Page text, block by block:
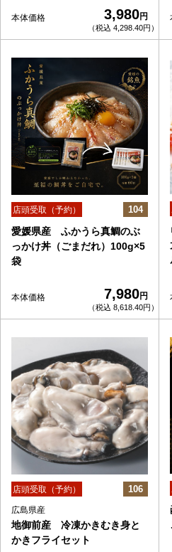
本体価格 3,980円
（税込 4,298.40円）
店頭受取（予約） 104
愛媛県産 ふかうら真鯛のぶ
っかけ丼（ごまだれ）100g×5
袋
本体価格 7,980円
（税込 8,618.40円）
店頭受取（予約） 106
広島県産
地御前産 冷凍かきむき身と
かきフライセット